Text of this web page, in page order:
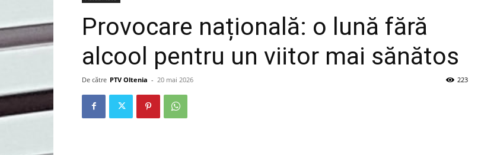
Provocare națională: o lună fără
alcool pentru un viitor mai sănătos
De către PTV Oltenia - 20 mai 2026 223